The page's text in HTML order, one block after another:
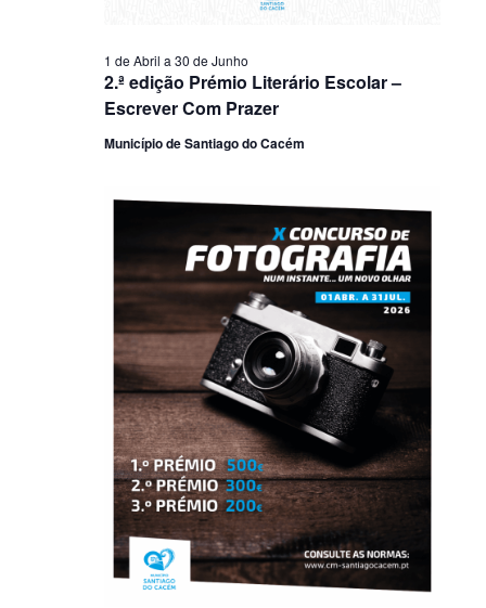
2.ª edição Prémio Literário Escolar –
Escrever Com Prazer
1 de Abril a 30 de Junho
Município de Santiago do Cacém